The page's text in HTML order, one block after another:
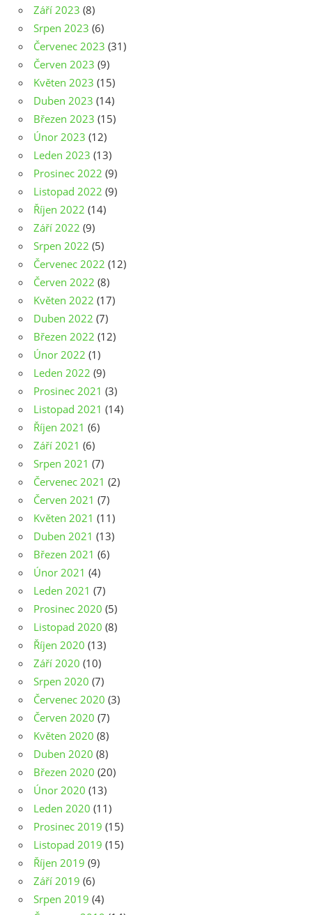
Září 2023 (8)
Srpen 2023 (6)
Červenec 2023 (31)
Červen 2023 (9)
Květen 2023 (15)
Duben 2023 (14)
Březen 2023 (15)
Únor 2023 (12)
Leden 2023 (13)
Prosinec 2022 (9)
Listopad 2022 (9)
Říjen 2022 (14)
Září 2022 (9)
Srpen 2022 (5)
Červenec 2022 (12)
Červen 2022 (8)
Květen 2022 (17)
Duben 2022 (7)
Březen 2022 (12)
Únor 2022 (1)
Leden 2022 (9)
Prosinec 2021 (3)
Listopad 2021 (14)
Říjen 2021 (6)
Září 2021 (6)
Srpen 2021 (7)
Červenec 2021 (2)
Červen 2021 (7)
Květen 2021 (11)
Duben 2021 (13)
Březen 2021 (6)
Únor 2021 (4)
Leden 2021 (7)
Prosinec 2020 (5)
Listopad 2020 (8)
Říjen 2020 (13)
Září 2020 (10)
Srpen 2020 (7)
Červenec 2020 (3)
Červen 2020 (7)
Květen 2020 (8)
Duben 2020 (8)
Březen 2020 (20)
Únor 2020 (13)
Leden 2020 (11)
Prosinec 2019 (15)
Listopad 2019 (15)
Říjen 2019 (9)
Září 2019 (6)
Srpen 2019 (4)